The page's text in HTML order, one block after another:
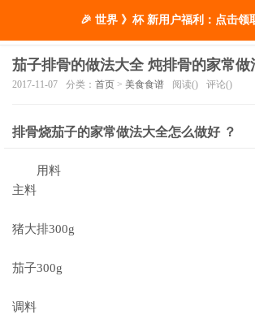
茄子排骨的做法大全 炖排骨的家常做
2017-11-07 分类： 首页 > 美食食谱 阅读() 评论()
排骨烧茄子的家常做法大全怎么做好 ？
用料
主料
猪大排300g
茄子300g
调料
🎉 世界 》杯 新用户福利：点击领